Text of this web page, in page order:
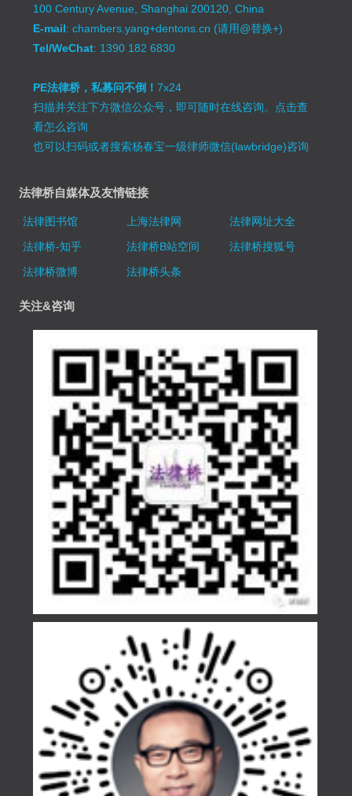
100 Century Avenue, Shanghai 200120, China
E-mail: chambers.yang+dentons.cn (请用@替换+)
Tel/WeChat: 1390 182 6830
PE法律桥，私募问不倒！7x24
扫描并关注下方微信公众号，即可随时在线咨询。 点击查
看怎么咨询
也可以扫码或者搜索杨春宝一级律师微信(lawbridge)咨询
法律桥自媒体及友情链接
法律图书馆 上海法律网
法律网址大全
法律桥-知乎
法律桥B站空间
法律桥搜狐号
法律桥微博
法律桥头条
关注&咨询